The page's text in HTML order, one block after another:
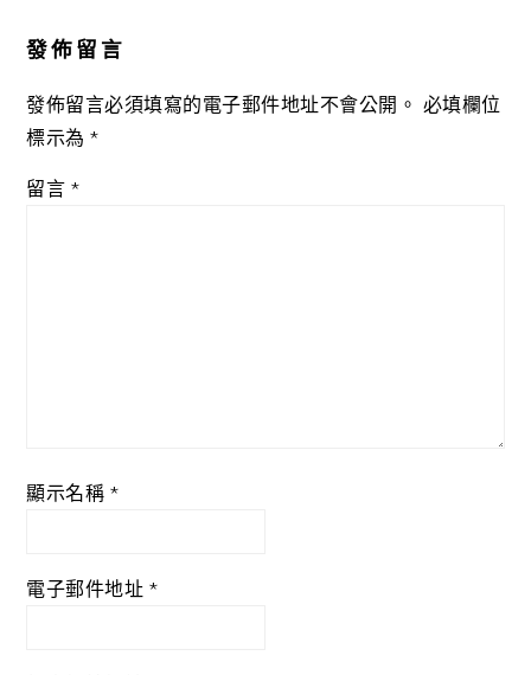
發佈留言
發佈留言必須填寫的電子郵件地址不會公開。 必填欄位
標示為*
留言 *
顯示名稱 *
電子郵件地址 *